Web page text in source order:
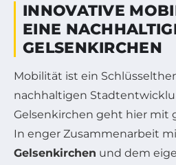
INNOVATIVE
EINE
GELSENKIRCHEN
Mobilität ist ein
nachhaltigen
Gelsenkirchen geht hier mit
In enger Zusammenarbeit
Gelsenkirchen und dem